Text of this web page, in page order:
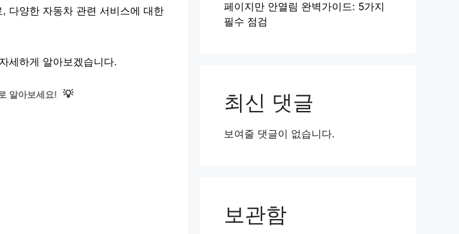
다양한 자동차 관련 서비스에 대한
세하게 알아보겠습니다.
알아보세요! 💡
페이지만 안열림 완벽가이드: 5가지
필수 점검
최신 댓글
보여줄 댓글이 없습니다.
보관함